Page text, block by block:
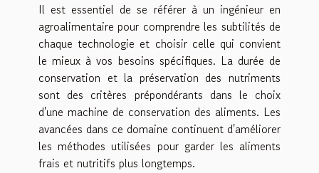
Il est essentiel de se référer à un ingénieur en
agroalimentaire pour comprendre les subtilités de
chaque technologie et choisir celle qui convient
le mieux à vos besoins spécifiques. La durée de
conservation et la préservation des nutriments
sont des critères prépondérants dans le choix
d'une machine de conservation des aliments. Les
avancées dans ce domaine continuent d'améliorer
les méthodes utilisées pour garder les aliments
frais et nutritifs plus longtemps.